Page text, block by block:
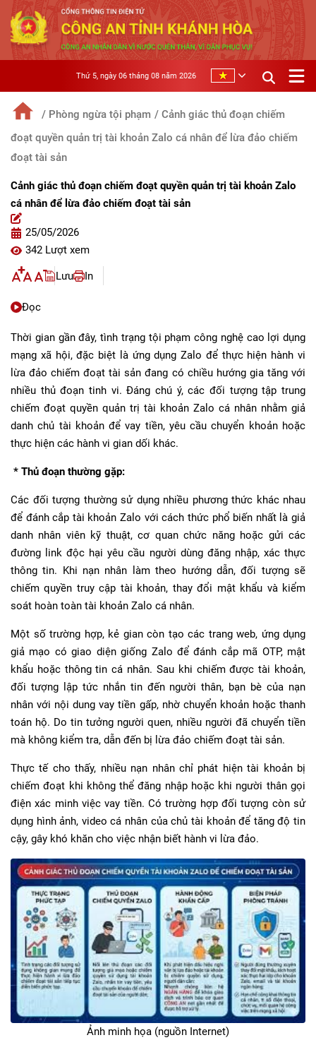
Thứ 5, ngày 06 tháng 08 năm 2026
/ Phòng ngừa tội phạm / Cảnh giác thủ đoạn chiếm
đoạt quyền quản trị tài khoản Zalo cá nhân để lừa đảo chiếm
đoạt tài sản
Cảnh giác thủ đoạn chiếm đoạt quyền quản trị tài khoản Zalo
cá nhân để lừa đảo chiếm đoạt tài sản
25/05/2026
342 Lượt xem
Lưu In
Đọc
Thời gian gần đây, tình trạng tội phạm công nghệ cao lợi dụng
mạng xã hội, đặc biệt là ứng dụng Zalo để thực hiện hành vi
lừa đảo chiếm đoạt tài sản đang có chiều hướng gia tăng với
nhiều thủ đoạn tinh vi. Đáng chú ý, các đối tượng tập trung
chiếm đoạt quyền quản trị tài khoản Zalo cá nhân nhằm giả
danh chủ tài khoản để vay tiền, yêu cầu chuyển khoản hoặc
thực hiện các hành vi gian dối khác.
* Thủ đoạn thường gặp:
Các đối tượng thường sử dụng nhiều phương thức khác nhau
để đánh cắp tài khoản Zalo với cách thức phổ biến nhất là giả
danh nhân viên kỹ thuật, cơ quan chức năng hoặc gửi các
đường link độc hại yêu cầu người dùng đăng nhập, xác thực
thông tin. Khi nạn nhân làm theo hướng dẫn, đối tượng sẽ
chiếm quyền truy cập tài khoản, thay đổi mật khẩu và kiểm
soát hoàn toàn tài khoản Zalo cá nhân.
Một số trường hợp, kẻ gian còn tạo các trang web, ứng dụng
giả mạo có giao diện giống Zalo để đánh cắp mã OTP, mật
khẩu hoặc thông tin cá nhân. Sau khi chiếm được tài khoản,
đối tượng lập tức nhắn tin đến người thân, bạn bè của nạn
nhân với nội dung vay tiền gấp, nhờ chuyển khoản hoặc thanh
toán hộ. Do tin tưởng người quen, nhiều người đã chuyển tiền
mà không kiểm tra, dẫn đến bị lừa đảo chiếm đoạt tài sản.
Thực tế cho thấy, nhiều nạn nhân chỉ phát hiện tài khoản bị
chiếm đoạt khi không thể đăng nhập hoặc khi người thân gọi
điện xác minh việc vay tiền. Có trường hợp đối tượng còn sử
dụng hình ảnh, video cá nhân của chủ tài khoản để tăng độ tin
cậy, gây khó khăn cho việc nhận biết hành vi lừa đảo.
Ảnh minh họa (nguồn Internet)